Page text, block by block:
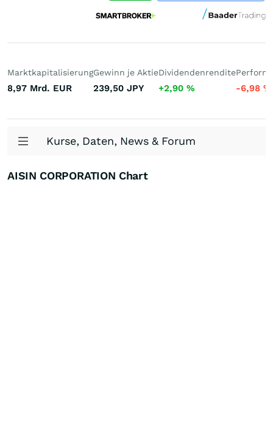
Marktkapitalisierung
8,97 Mrd. EUR
Gewinn je Aktie
239,50 JPY
Dividendenrendite
+2,90 % -6,98 %
Kurse, Daten, News & Forum
AISIN CORPORATION Chart